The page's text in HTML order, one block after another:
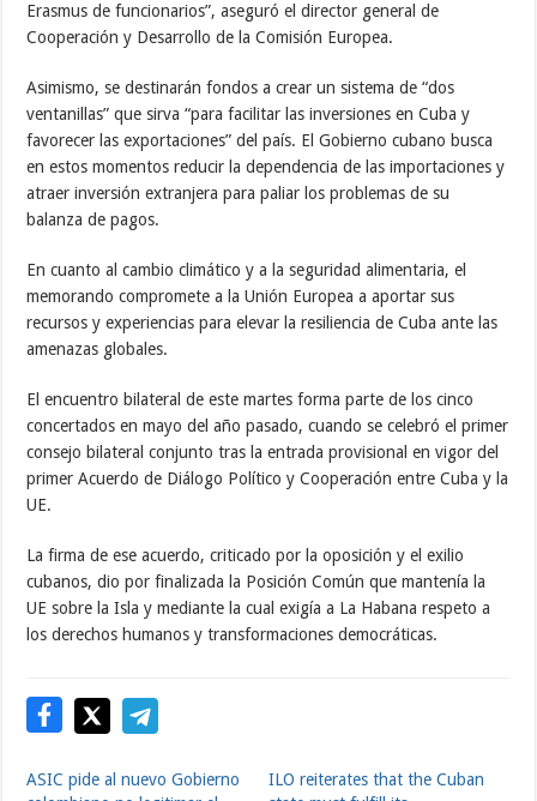
Erasmus de funcionarios”, aseguró el director general de
Cooperación y Desarrollo de la Comisión Europea.
Asimismo, se destinarán fondos a crear un sistema de “dos
ventanillas” que sirva “para facilitar las inversiones en Cuba y
favorecer las exportaciones” del país. El Gobierno cubano busca
en estos momentos reducir la dependencia de las importaciones y
atraer inversión extranjera para paliar los problemas de su
balanza de pagos.
En cuanto al cambio climático y a la seguridad alimentaria, el
memorando compromete a la Unión Europea a aportar sus
recursos y experiencias para elevar la resiliencia de Cuba ante las
amenazas globales.
El encuentro bilateral de este martes forma parte de los cinco
concertados en mayo del año pasado, cuando se celebró el primer
consejo bilateral conjunto tras la entrada provisional en vigor del
primer Acuerdo de Diálogo Político y Cooperación entre Cuba y la
UE.
La firma de ese acuerdo, criticado por la oposición y el exilio
cubanos, dio por finalizada la Posición Común que mantenía la
UE sobre la Isla y mediante la cual exigía a La Habana respeto a
los derechos humanos y transformaciones democráticas.
ASIC pide al nuevo Gobierno
ILO reiterates that the Cuban